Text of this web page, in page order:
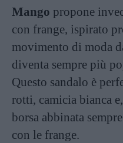
Mango propone
con frange, ispirato
movimento di moda
diventa sempre più
Questo sandalo è
rotti, camicia bianca
borsa abbinata
con le frange.